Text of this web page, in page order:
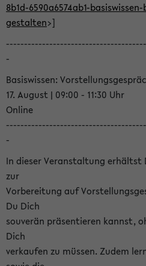
8b1d-6590a6574ab1-
gestalten>]
-
Basiswissen:
17. August | 09:00 - 11:30 Uhr
Online
-
In dieser Veranstaltung erhältst
zur
Vorbereitung auf
Du Dich
souverän präsentieren kannst,
Dich
verkaufen zu müssen. Zudem